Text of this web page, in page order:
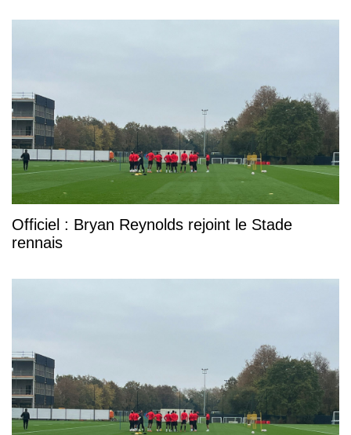
Officiel : Bryan Reynolds rejoint le Stade
rennais